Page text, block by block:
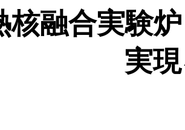
核融合実験
実